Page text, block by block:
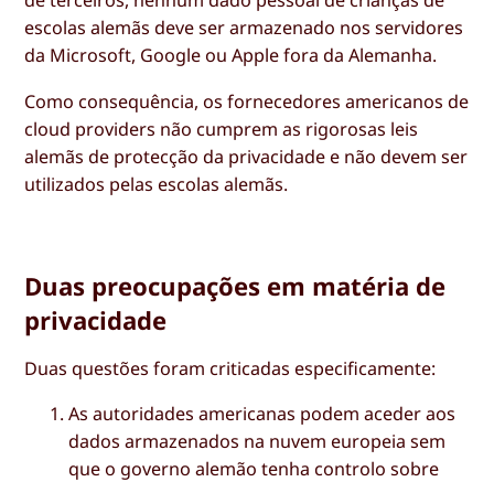
escolas alemãs deve ser armazenado nos servidores
da Microsoft, Google ou Apple fora da Alemanha.
Como consequência, os fornecedores americanos de
cloud providers não cumprem as rigorosas leis
alemãs de protecção da privacidade e não devem ser
utilizados pelas escolas alemãs.
Duas preocupações em matéria de
privacidade
Duas questões foram criticadas especificamente:
As autoridades americanas podem aceder aos
dados armazenados na nuvem europeia sem
que o governo alemão tenha controlo sobre